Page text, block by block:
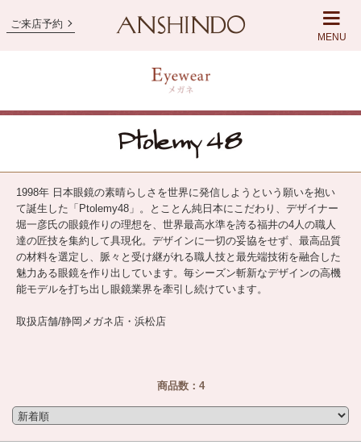
ご来店予約
MENU
1998年 日本眼鏡の素晴らしさを世界に発信しようという願いを抱い
て誕生した「Ptolemy48」。とことん純日本にこだわり、デザイナー
堀一彦氏の眼鏡作りの理想を、世界最高水準を誇る福井の4人の職人
達の匠技を集約して具現化。デザインに一切の妥協をせず、最高品質
の材料を選定し、脈々と受け継がれる職人技と最先端技術を融合した
魅力ある眼鏡を作り出しています。毎シーズン斬新なデザインの高機
能モデルを打ち出し眼鏡業界を牽引し続けています。
取扱店舗/静岡メガネ店・浜松店
商品数：4